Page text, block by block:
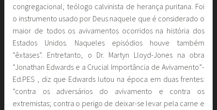
congregacional, teólogo calvinista de herança puritana. Foi
o instrumento usado por Deus naquele que é considerado o
maior de todos os avivamentos ocorridos na história dos
Estados Unidos. Naqueles episódios houve também
“êxtases”. Entretanto, o Dr. Martyn Lloyd-Jones na obra
“Jonathan Edwards e a Crucial Importância de Avivamento”-
Ed.PES , diz que Edwards lutou na época em duas frentes:
“contra os adversários do avivamento e contra os
extremistas; contra o perigo de deixar-se levar pela carne e